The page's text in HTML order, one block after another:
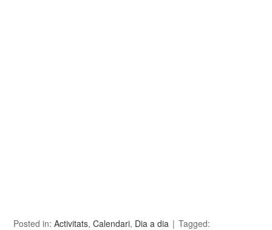
Posted in:Activitats,Calendari, Dia a dia
Tagged: